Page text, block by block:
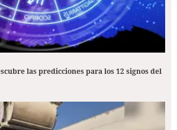
las predicciones para los 12 signos del